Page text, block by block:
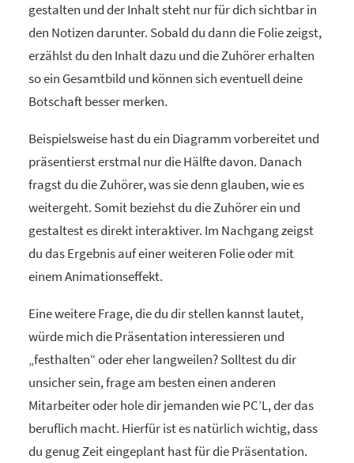
gestalten und der Inhalt steht nur für dich sichtbar in
den Notizen darunter. Sobald du dann die Folie zeigst,
erzählst du den Inhalt dazu und die Zuhörer erhalten
so ein Gesamtbild und können sich eventuell deine
Botschaft besser merken.
Beispielsweise hast du ein Diagramm vorbereitet und
präsentierst erstmal nur die Hälfte davon. Danach
fragst du die Zuhörer, was sie denn glauben, wie es
weitergeht. Somit beziehst du die Zuhörer ein und
gestaltest es direkt interaktiver. Im Nachgang zeigst
du das Ergebnis auf einer weiteren Folie oder mit
einem Animationseffekt.
Eine weitere Frage, die du dir stellen kannst lautet,
würde mich die Präsentation interessieren und
„festhalten“ oder eher langweilen? Solltest du dir
unsicher sein, frage am besten einen anderen
Mitarbeiter oder hole dir jemanden wie PC’L, der das
beruflich macht. Hierfür ist es natürlich wichtig, dass
du genug Zeit eingeplant hast für die Präsentation.